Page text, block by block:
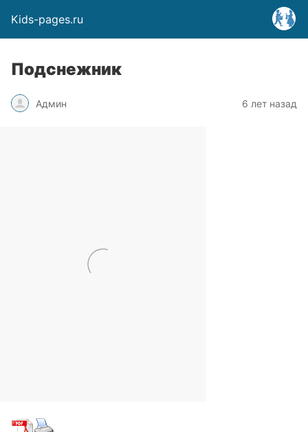
Kids-pages.ru
Подснежник
Админ 6 лет назад